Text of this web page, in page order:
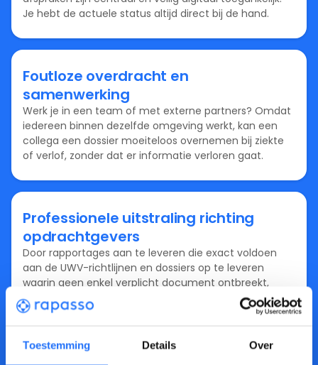
Toestemming Details Over
Je hebt de actuele status altijd direct bij de hand.
Foutloze overdracht en
samenwerking
Werk je in een team of met externe partners? Omdat
iedereen binnen dezelfde omgeving werkt, kan een
collega een dossier moeiteloos overnemen bij ziekte
of verlof, zonder dat er informatie verloren gaat.
Professionele uitstraling richting
opdrachtgevers
Door rapportages aan te leveren die exact voldoen
aan de UWV-richtlijnen en dossiers op te leveren
waarin geen enkel verplicht document ontbreekt,
bewijs je jouw expertise. Samen met de aantoonbaar
veilige opslag van privacygevoelige gegevens (AVG)
samenwerkingspartner voor opdrachtgevers en het